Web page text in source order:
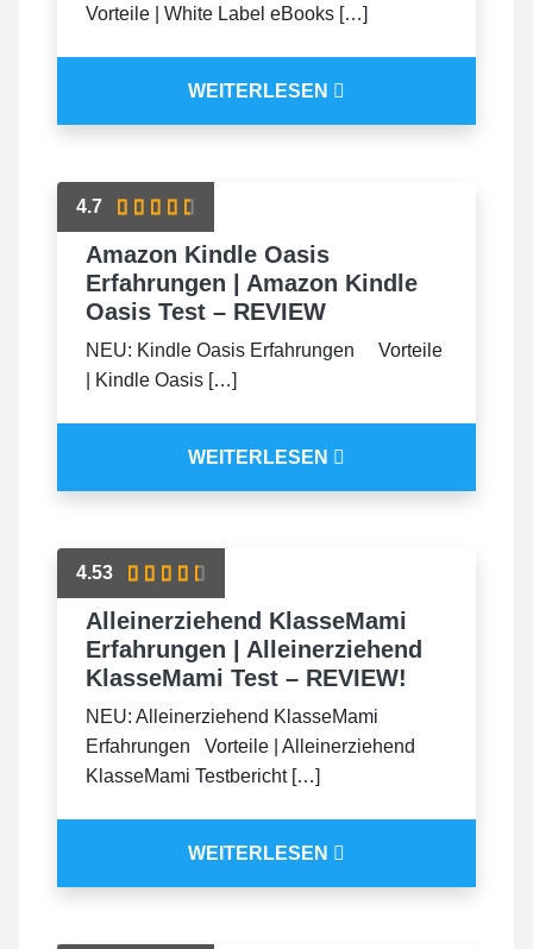
Vorteile | White Label eBooks […]
WEITERLESEN
4.7
Amazon Kindle Oasis
Erfahrungen | Amazon Kindle
Oasis Test – REVIEW
NEU: Kindle Oasis Erfahrungen Vorteile
| Kindle Oasis […]
WEITERLESEN
4.53
Alleinerziehend KlasseMami
Erfahrungen | Alleinerziehend
KlasseMami Test – REVIEW!
NEU: Alleinerziehend KlasseMami
Erfahrungen Vorteile | Alleinerziehend
KlasseMami Testbericht […]
WEITERLESEN